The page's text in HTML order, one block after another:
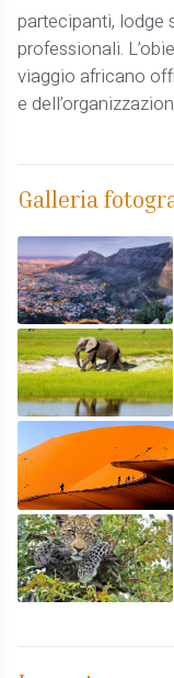
partecipanti, lodge
professionali.
viaggio africano
e
Galleria